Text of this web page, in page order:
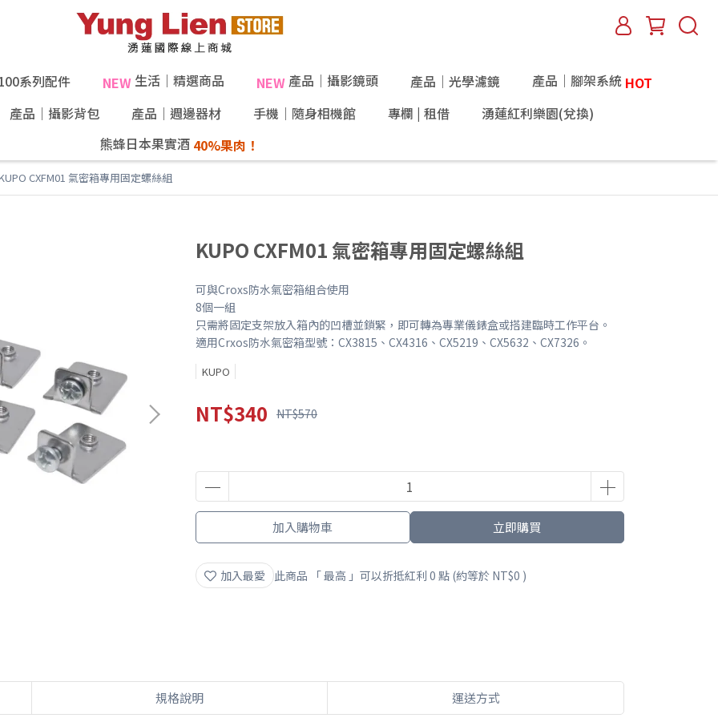
系列配件 NEW生活｜精選商品 NEW產品｜攝影鏡頭 產品｜光學濾鏡 產品｜腳架系統HOT
產品｜攝影背包
產品｜週邊器材 手機｜隨身相機館 專欄 | 租借
湧蓮紅利樂園(兌換)
熊蜂日本果實酒
CXFM01 氣密箱專用固定螺絲組
KUPO CXFM01 氣密箱專用固定螺絲組
可與Croxs防水氣密箱組合使用
8個一組
只需將固定支架放入箱內的凹槽並鎖緊，即可轉為專業儀錶盒或搭建臨時工作平台。
適用Crxos防水氣密箱型號：CX3815、CX4316、CX5219、CX5632、CX7326。
KUPO
NT$340 NT$570
加入購物車 立即購買
加入最愛 此商品 「 最高 」可以折抵紅利 0 點 (約等於 NT$0 )
規格說明 運送方式